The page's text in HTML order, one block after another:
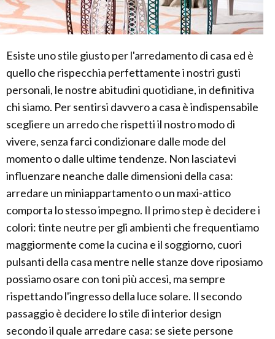
Esiste uno stile giusto per l'arredamento di casa ed è
quello che rispecchia perfettamente i nostri gusti
personali, le nostre abitudini quotidiane, in definitiva
chi siamo. Per sentirsi davvero a casa è indispensabile
scegliere un arredo che rispetti il nostro modo di
vivere, senza farci condizionare dalle mode del
momento o dalle ultime tendenze. Non lasciatevi
influenzare neanche dalle dimensioni della casa:
arredare un miniappartamento o un maxi-attico
comporta lo stesso impegno. Il primo step è decidere i
colori: tinte neutre per gli ambienti che frequentiamo
maggiormente come la cucina e il soggiorno, cuori
pulsanti della casa mentre nelle stanze dove riposiamo
possiamo osare con toni più accesi, ma sempre
rispettando l'ingresso della luce solare. Il secondo
passaggio è decidere lo stile di interior design
secondo il quale arredare casa: se siete persone